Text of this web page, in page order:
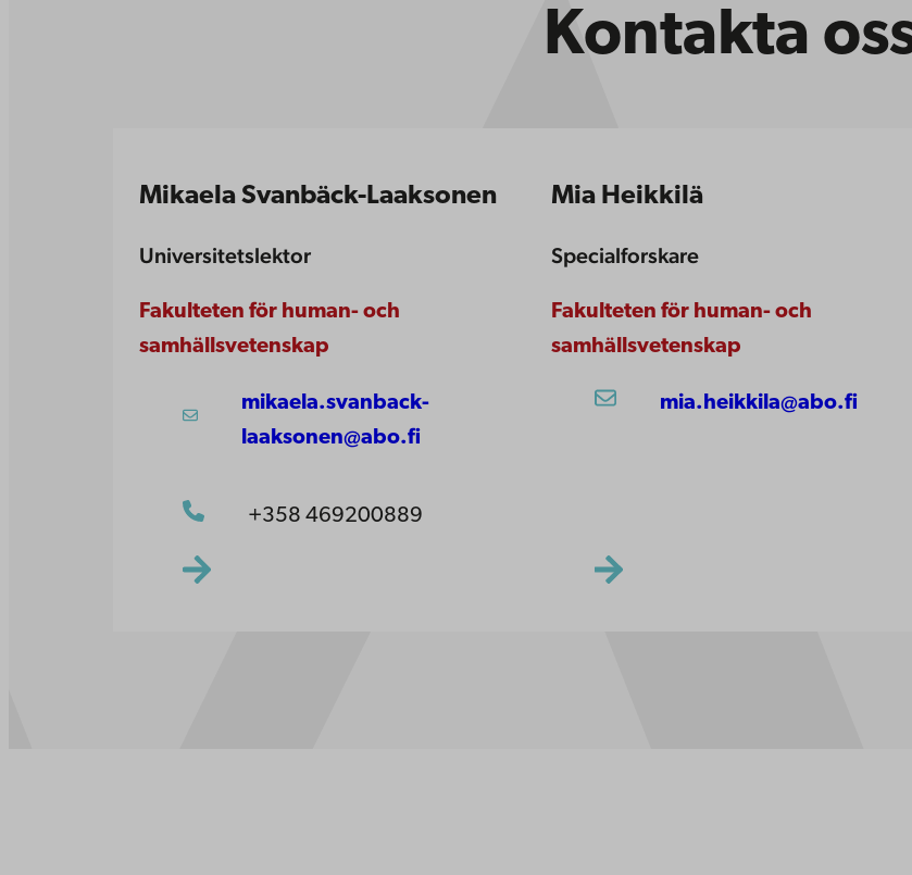
Kontakta
Mikaela Svanbäck-Laaksonen
Universitetslektor
Fakulteten för human- och
samhällsvetenskap
mikaela.svanback-
laaksonen@abo.fi
+358 469200889
Mia Heikkilä
Specialforskare
Fakulteten för human- och
samhällsvetenskap
mia.heikkila@abo.fi